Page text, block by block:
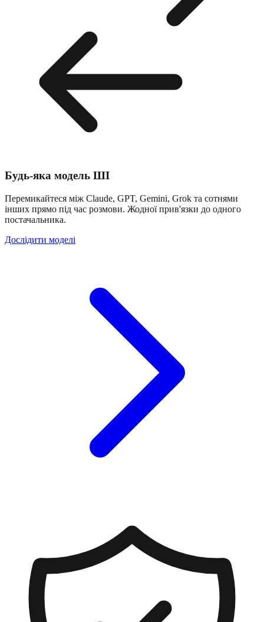
Будь-яка модель ШІ
Перемикайтеся між Claude, GPT, Gemini, Grok та сотнями
інших прямо під час розмови. Жодної прив'язки до одного
постачальника.
Дослідити моделі